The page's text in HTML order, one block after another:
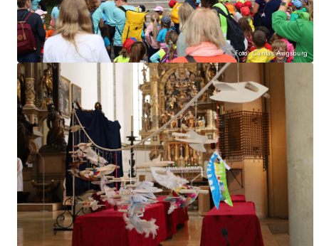
Foto: Caritas Augsburg